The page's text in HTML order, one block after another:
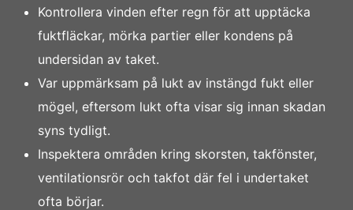
Kontrollera vinden efter regn för att upptäcka
fuktfläckar, mörka partier eller kondens på
undersidan av taket.
Var uppmärksam på lukt av instängd fukt eller
mögel, eftersom lukt ofta visar sig innan skadan
syns tydligt.
Inspektera områden kring skorsten, takfönster,
ventilationsrör och takfot där fel i undertaket
ofta börjar.